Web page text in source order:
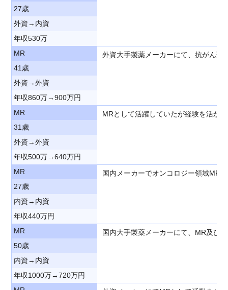
27歳
外資→内資
年収530万
MR
外資大手製薬メーカーにて、抗がん剤
41歳
外資→外資
年収860万→900万円
MR
MRとして活躍していたが経験を活か
31歳
外資→外資
年収500万→640万円
MR
国内メーカーでオンコロジー領域MR
27歳
内資→内資
年収440万円
MR
国内大手製薬メーカーにて、MR及び
50歳
内資→内資
年収1000万→720万円